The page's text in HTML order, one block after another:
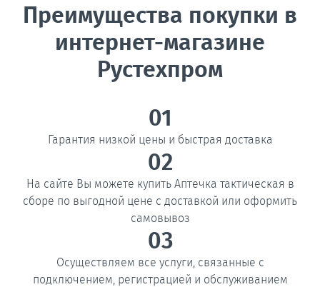
Преимущества покупки в
интернет-магазине
Рустехпром
01
Гарантия низкой цены и быстрая доставка
02
На сайте Вы можете купить Аптечка тактическая в
сборе по выгодной цене с доставкой или оформить
самовывоз
03
Осуществляем все услуги, связанные с
подключением, регистрацией и обслуживанием